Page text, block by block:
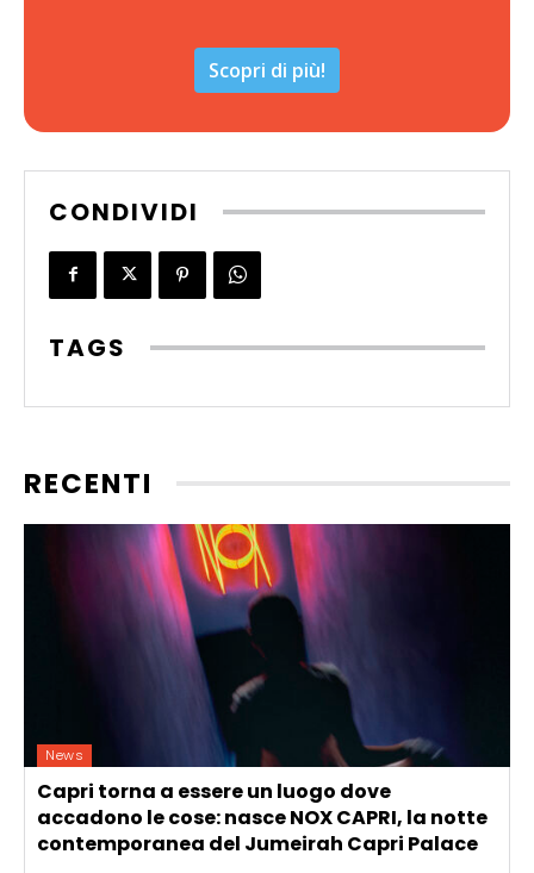
Scopri di più!
CONDIVIDI
TAGS
RECENTI
News
Capri torna a essere un luogo dove
accadono le cose: nasce NOX CAPRI, la notte
contemporanea del Jumeirah Capri Palace